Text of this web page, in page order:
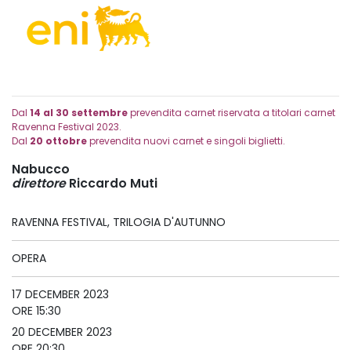
Dal 14 al 30 settembreprevendita carnet riservata a titolari carnet
Ravenna Festival 2023.
Dal 20 ottobreprevendita nuovi carnet e singoli biglietti.
Nabucco
direttoreRiccardo Muti
RAVENNA FESTIVAL, TRILOGIA D'AUTUNNO
OPERA
17 DECEMBER 2023
ORE 15:30
20 DECEMBER 2023